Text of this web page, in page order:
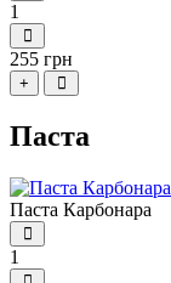
1
255 грн
+
Паста
Паста Карбонара
1